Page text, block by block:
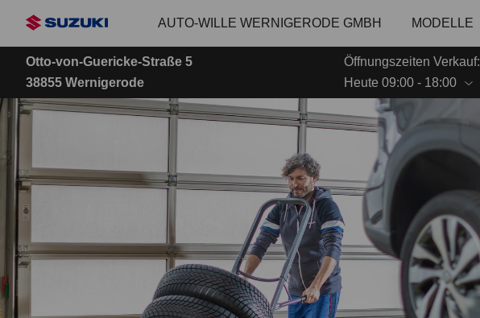
Hauptinhalt
AUTO-WILLE WERNIGERODE GMBH MODELLE
Otto-von-Guericke-Straße 5
38855 Wernigerode
Öffnungszeiten Verkauf:
Heute 09:00 - 18:00